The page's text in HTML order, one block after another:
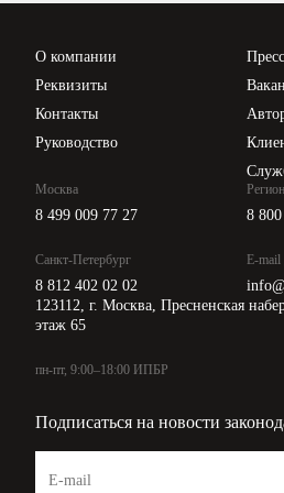
О компании
Реквизиты
Контакты
Руководство
Москва
8 499 009 77 27
Санкт-Петербург
8 812 402 02 02
8
E-mail
123112, г. Москва, Пресненская
этаж 65
пн-пт, 9:00–18:00 ИПБР
Подписаться на новости